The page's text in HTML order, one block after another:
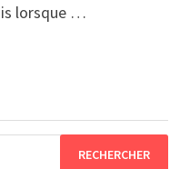
lorsque …